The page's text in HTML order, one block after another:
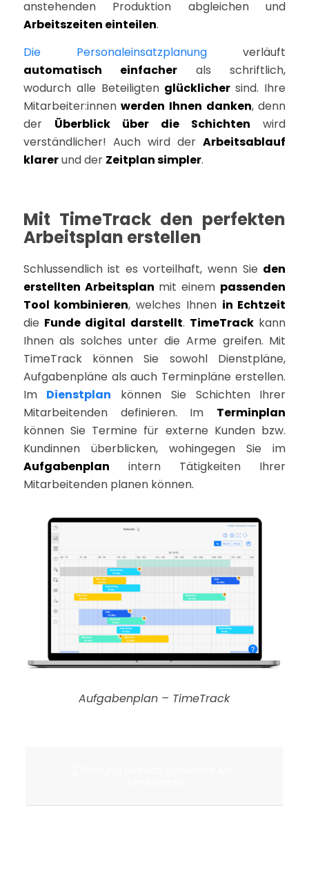
anstehenden Produktion abgleichen und
Arbeitszeiten einteilen.
Die Personaleinsatzplanung verläuft
automatisch einfacherals schriftlich,
wodurch alle Beteiligten glücklichersind. Ihre
Mitarbeiter:innenwerden Ihnen danken, denn
der Überblick über die Schichten wird
verständlicher! Auch wird derArbeitsablauf
klarerund der Zeitplan simpler.
Mit TimeTrack den perfekten
Arbeitsplan erstellen
Schlussendlich ist es vorteilhaft, wenn Sie den
erstellten Arbeitsplan mit einem passenden
Tool kombinieren, welches Ihnen in Echtzeit
die Funde digital darstellt. TimeTrack kann
Ihnen als solches unter die Arme greifen. Mit
TimeTrack können Sie sowohl Dienstpläne,
Aufgabenpläne als auch Terminpläne erstellen.
Im Dienstplan
können Sie Schichten Ihrer
Mitarbeitenden definieren. Im Terminplan
können Sie Termine für externe Kunden bzw.
Kundinnen überblicken, wohingegen Sie im
Aufgabenplan intern Tätigkeiten Ihrer
Mitarbeitenden planen können.
Aufgabenplan – TimeTrack